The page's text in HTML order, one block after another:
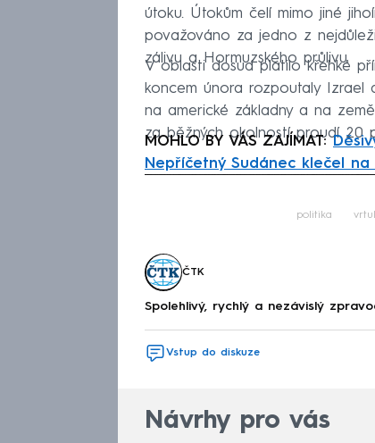
útoku. Útokům čelí mimo jiné
považováno za jedno z
zálivu a Hormuzského průlivu.
V oblasti dosud platilo křehké
koncem února rozpoutaly
na americké základny a na
za běžných okolností proudí 20
MOHLO BY VÁS ZAJÍMAT:
Nepříčetný Sudánec klečel
politika
ČTK
Spolehlivý, rychlý a nezávislý
Vstup do diskuze
Návrhy pro vás